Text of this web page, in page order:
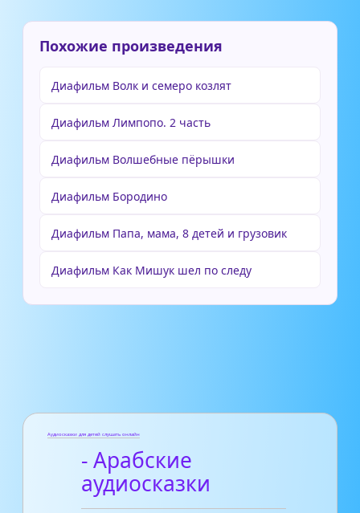
Похожие произведения
Диафильм Волк и семеро козлят
Диафильм Лимпопо. 2 часть
Диафильм Волшебные пёрышки
Диафильм Бородино
Диафильм Папа, мама, 8 детей и грузовик
Диафильм Как Мишук шел по следу
Аудиосказки для детей слушать онлайн
- Арабские
аудиосказки